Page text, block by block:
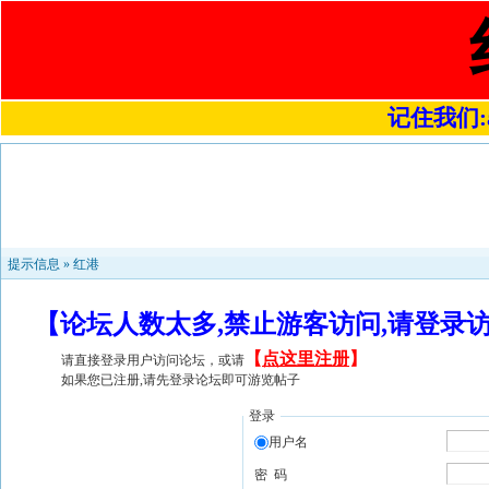
记住我们
提示信息 » 红港
【论坛人数太多,禁止游客访问,请登
请直接登录用户访问论坛，或请 【 点这里注册】
如果您已注册,请先登录论坛即可游览帖子
登录
用户名
密 码